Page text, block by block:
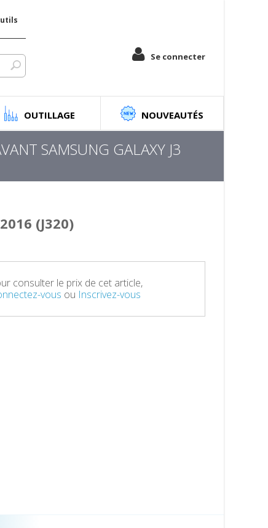
Se connecter
OUTILLAGE NOUVEAUTÉS
SAMSUNG GALAXY J3
(J320)
consulter le prix de cet article,
vous ou Inscrivez-vous